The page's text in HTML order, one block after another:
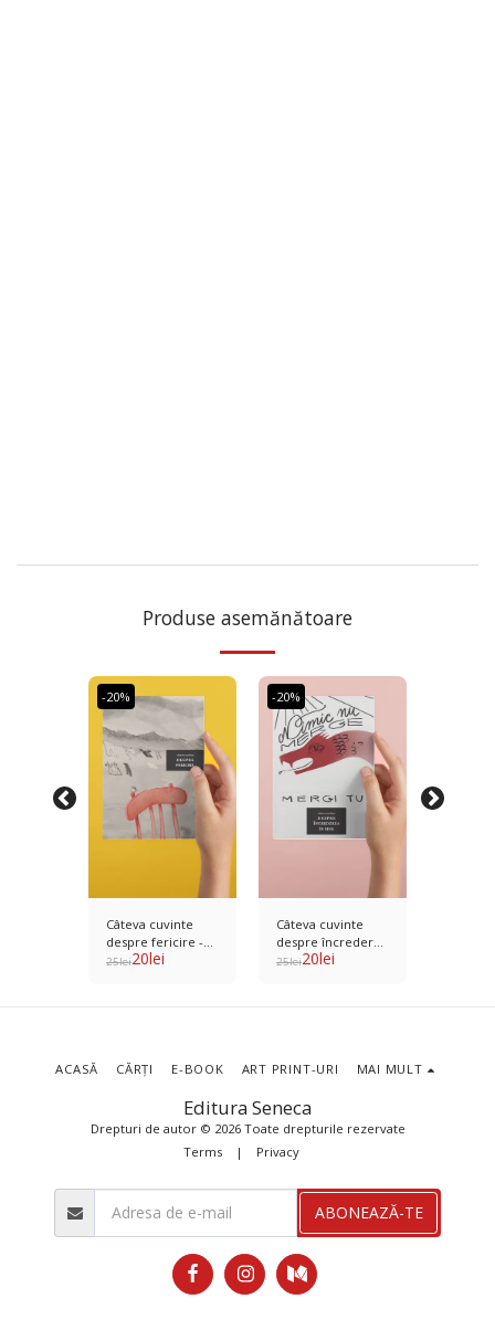
Produse asemănătoare
-20%
Câteva cuvinte
despre fericire -
Seneca - Ilustrator
25lei20lei
-20%
Câteva cuvinte
despre încrederea
în sine - Seneca -
25lei20lei
Editura Seneca
Drepturi de autor © 2026 Toate drepturile rezervate
Terms| Privacy
ACASĂ CĂRȚI E-BOOK ART PRINT-URI MAI MULT
ABONEAZĂ-TE